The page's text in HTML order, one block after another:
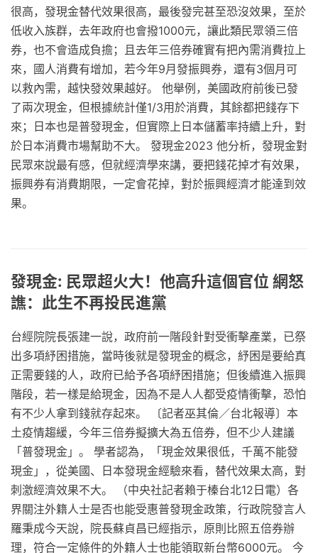
很高，發現金替代效果很高，最後發完甚至恐沒效果，至於
低收入族群，去年政府也會撥1000元，讓此類民眾領三倍
券，也不會造成負擔；且去年三倍券確實有把內需消費拉上
來，國人消費有增加，若今年9月發振興券，還有3個月可
以救內需，越快發效果越好。 他舉例，美國政府前後已發
了兩次現金，但根據統計僅1/3用於消費，其餘都把錢存下
來；日本也是普發現金，但實際上日本儲蓄率持續上升，對
於日本消費市場幫助不大。 發現金2023 他分析，發現金對
民眾來說最有感，但就經濟學來講，要把錢花掉才有效果，
振興券有消費期限，一定會花掉，對於振興經濟才能達到效
果。
發現金: 民眾超火大！他高升這個官位 網怒
譙：此生不再投民進黨
台經院院長張建一說，政府前一階段針對受衝擊產業，已祭
出多項紓困措施，當時後就是發現金的概念，紓困是要給真
正需要錢的人，政府已給予各項紓困措施；但後續進入振興
階段，若一樣是給現金，因為不是人人都受疫情衝擊，恐怕
有不少人拿到錢就存起來。 〔記者巫其倫／台北報導〕本
土疫情趨緩，今年三倍券擬擴大為五倍券，但不少人建議
「普發現金」。 學者認為，「現金效果很低，千萬不能發
現金」，從美國、日本發現金經驗來看，替代效果太高，對
刺激經濟效果不大。 （中央社記者賴于榛台北12日電）各
界關注外籍人士是否也能受惠普發現金政策，行政院發言人
羅秉成今天說，院長蘇貞昌已經指示，原則比照五倍券辦
理，符合一定條件的外籍人士也能領取新台幣6000元。 今